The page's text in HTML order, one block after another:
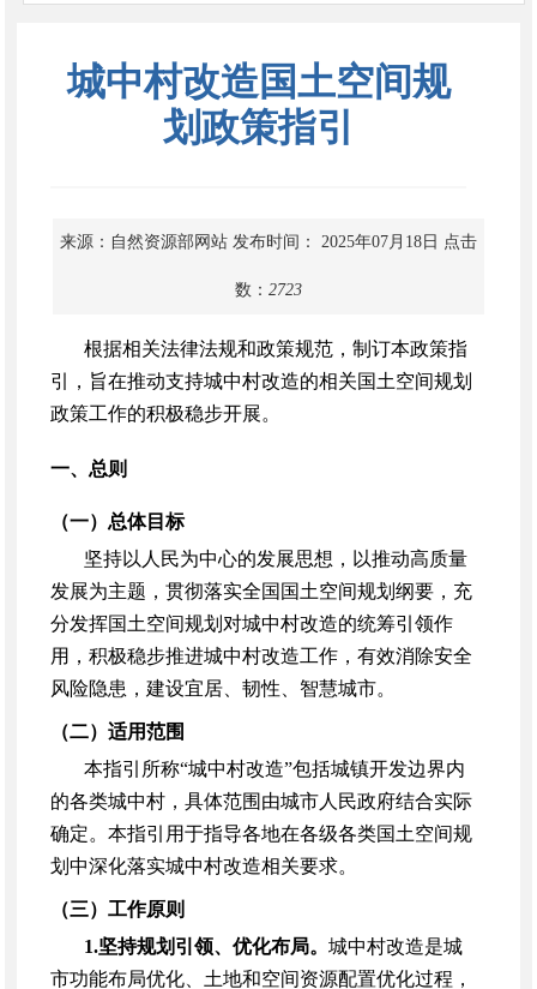
城中村改造国土空间规
划政策指引
来源：自然资源部网站 发布时间： 2025年07月18日 点击
数： 2723
根据相关法律法规和政策规范，制订本政策指
引，旨在推动支持城中村改造的相关国土空间规划
政策工作的积极稳步开展。
一、总则
（一）总体目标
坚持以人民为中心的发展思想，以推动高质量
发展为主题，贯彻落实全国国土空间规划纲要，充
分发挥国土空间规划对城中村改造的统筹引领作
用，积极稳步推进城中村改造工作，有效消除安全
风险隐患，建设宜居、韧性、智慧城市。
（二）适用范围
本指引所称“城中村改造”包括城镇开发边界内
的各类城中村，具体范围由城市人民政府结合实际
确定。本指引用于指导各地在各级各类国土空间规
划中深化落实城中村改造相关要求。
（三）工作原则
1.坚持规划引领、优化布局。城中村改造是城
市功能布局优化、土地和空间资源配置优化过程，